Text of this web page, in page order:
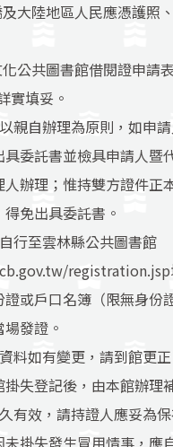
大陸地區人民應憑護照
公共圖書館借閱證申請
實填妥。
親自辦理為原則，如申
委託書並檢具申請人暨
辦理；惟持雙方證件正
免出具委託書。
行至雲林縣公共圖書館
registration.jsp
或戶口名簿（限無身份
發證。
料如有變更，請到館更
失登記後，由本館辦理
有效，請持證人應妥為
掛失發生冒用情事，應